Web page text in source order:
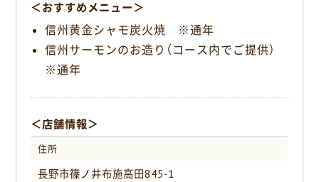
＜おすすめメニュー＞
信州黄金シャモ炭火焼 ※通年
信州サーモンのお造り（コース内でご提供）
※通年
＜店舗情報＞
住所
長野市篠ノ井布施高田845-1